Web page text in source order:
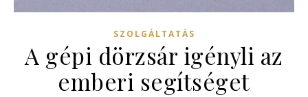
SZOLGÁLTATÁS
A gépi dörzsár igényli az
emberi segítséget